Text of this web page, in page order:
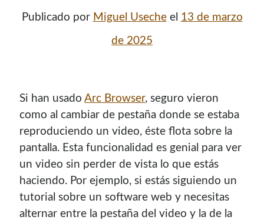
Publicado por Miguel Usecheel 13 de marzo
de 2025
Si han usadoArc Browser, seguro vieron
como al cambiar de pestaña donde se estaba
reproduciendo un video, éste flota sobre la
pantalla. Esta funcionalidad es genial para ver
un video sin perder de vista lo que estás
haciendo. Por ejemplo, si estás siguiendo un
tutorial sobre un software web y necesitas
alternar entre la pestaña del video y la de la